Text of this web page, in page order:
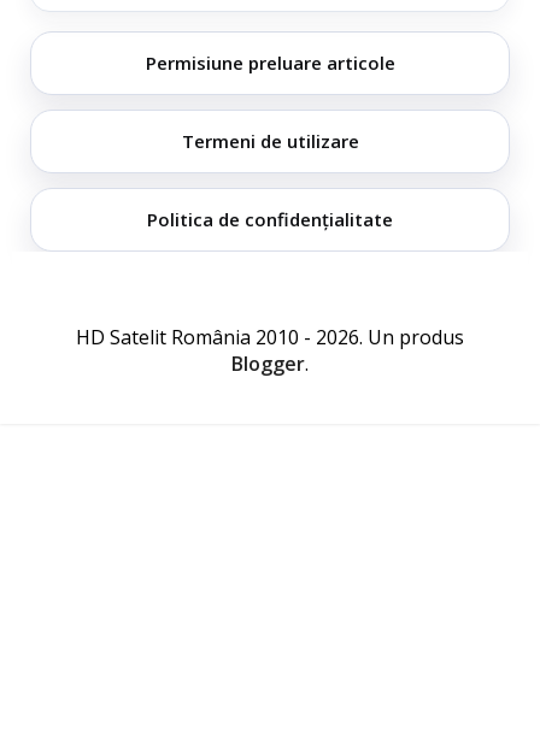
Permisiune preluare articole
Termeni de utilizare
Politica de confidențialitate
HD Satelit România 2010 - 2026. Un produs
Blogger.